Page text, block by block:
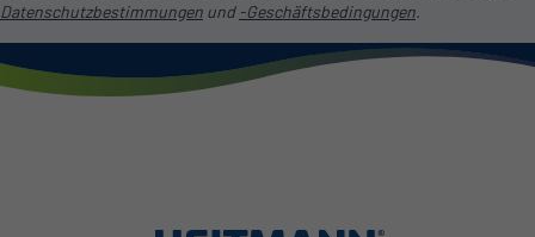
Datenschutzbestimmungen und -Geschäftsbedingungen.